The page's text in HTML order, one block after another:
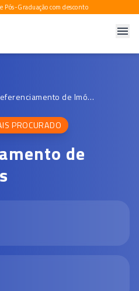
Pós-Graduação com desconto
Georreferenciamento de Imóveis Rurais
PROCURADO
em
de